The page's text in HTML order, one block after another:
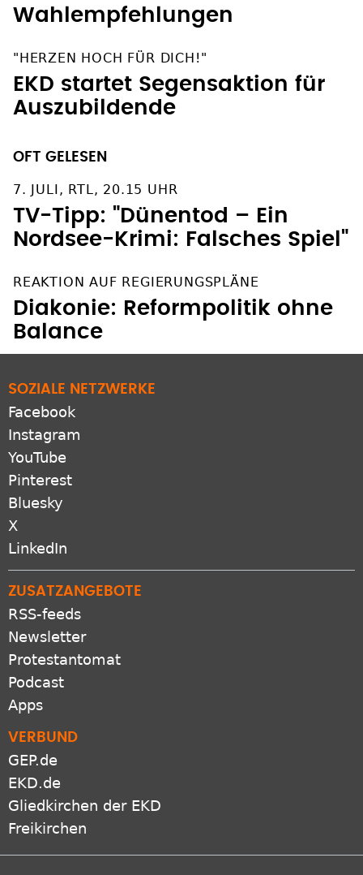
EKD startet Segensaktion für
Auszubildende
TV-Tipp: "Dünentod – Ein
Nordsee-Krimi: Falsches Spiel"
Diakonie: Reformpolitik ohne
Balance
Facebook
Instagram
YouTube
Pinterest
Bluesky
X
LinkedIn
RSS-feeds
Newsletter
Protestantomat
Podcast
Apps
GEP.de
EKD.de
Gliedkirchen der EKD
Freikirchen